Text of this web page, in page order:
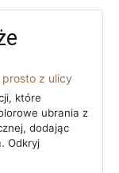
prosto z ulicy
które
ubrania z
dodając
Odkryj